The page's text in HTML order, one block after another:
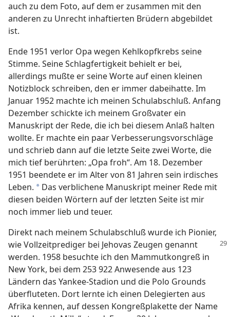
auch zu dem Foto, auf dem er zusammen mit den
anderen zu Unrecht inhaftierten Brüdern abgebildet
ist.
Ende 1951 verlor Opa wegen Kehlkopfkrebs seine
Stimme. Seine Schlagfertigkeit behielt er bei,
allerdings mußte er seine Worte auf einen kleinen
Notizblock schreiben, den er immer dabeihatte. Im
Januar 1952 machte ich meinen Schulabschluß. Anfang
Dezember schickte ich meinem Großvater ein
Manuskript der Rede, die ich bei diesem Anlaß halten
wollte. Er machte ein paar Verbesserungsvorschläge
und schrieb dann auf die letzte Seite zwei Worte, die
mich tief berührten: „Opa froh“. Am 18. Dezember
1951 beendete er im Alter von 81 Jahren sein irdisches
Leben. * Das verblichene Manuskript meiner Rede mit
diesen beiden Wörtern auf der letzten Seite ist mir
noch immer lieb und teuer.
Direkt nach meinem Schulabschluß wurde ich Pionier,
wie Vollzeitprediger bei Jehovas Zeugen genannt
werden. 1958 besuchte ich den Mammutkongreß in
New York, bei dem 253 922 Anwesende aus 123
Ländern das Yankee-Stadion und die Polo Grounds
überfluteten. Dort lernte ich einen Delegierten aus
Afrika kennen, auf dessen Kongreßplakette der Name